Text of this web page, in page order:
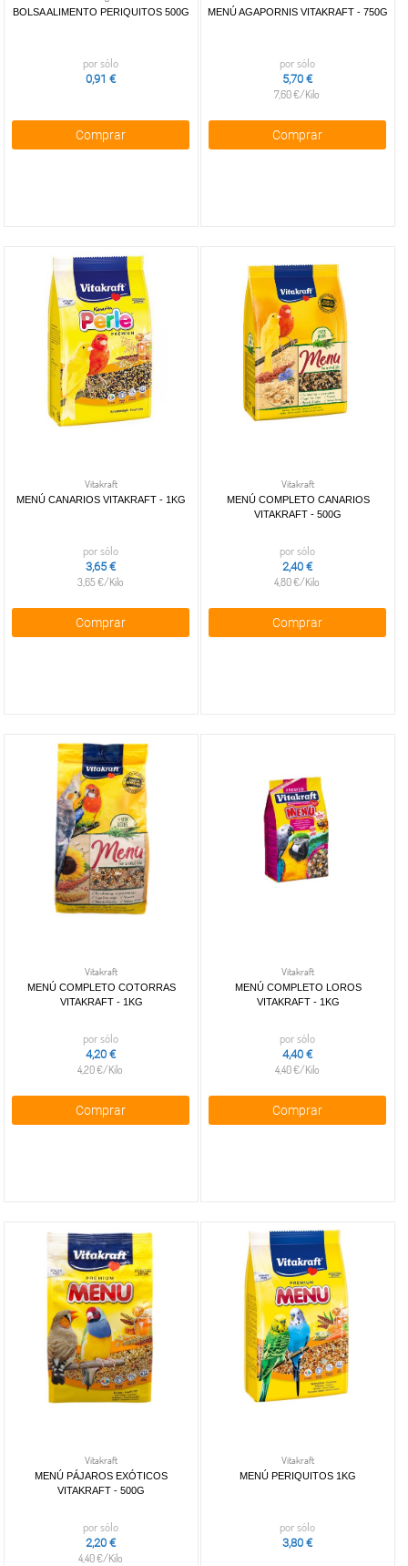
BOLSA ALIMENTO PERIQUITOS 500G
por sólo
0,91 €
Comprar
MENÚ AGAPORNIS VITAKRAFT - 750G
por sólo
5,70 €
7,60 €/Kilo
Comprar
Vitakraft
MENÚ CANARIOS VITAKRAFT - 1KG
por sólo
3,65 €
3,65 €/Kilo
Comprar
Vitakraft
MENÚ COMPLETO CANARIOS
VITAKRAFT - 500G
por sólo
2,40 €
4,80 €/Kilo
Comprar
Vitakraft
MENÚ COMPLETO COTORRAS
VITAKRAFT - 1KG
por sólo
4,20 €
4,20 €/Kilo
Comprar
Vitakraft
MENÚ COMPLETO LOROS
VITAKRAFT - 1KG
por sólo
4,40 €
4,40 €/Kilo
Comprar
Vitakraft
MENÚ PÁJAROS EXÓTICOS
VITAKRAFT - 500G
por sólo
2,20 €
4,40 €/Kilo
Vitakraft
MENÚ PERIQUITOS 1KG
por sólo
3,80 €